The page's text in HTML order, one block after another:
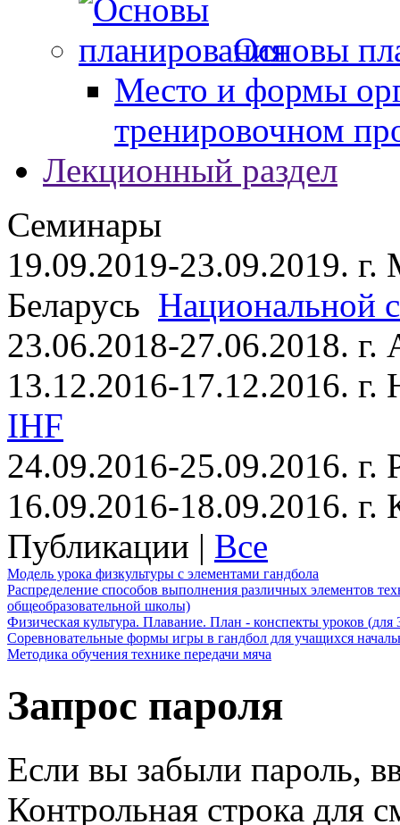
Основы
Место и формы
тренировочном
Лекционный раздел
Семинары
19.09.2019-23.09.2019. г.
Беларусь Национальной
23.06.2018-27.06.2018.
13.12.2016-17.12.2016.
IHF
24.09.2016-25.09.2016. г.
16.09.2016-18.09.2016.
Публикации | Все
Модель урока физкультуры с элементами гандбола
Распределение способов выполнения различных элементов
общеобразовательной школы)
Физическая культура. Плавание. План - конспекты уроков (для
Соревновательные формы игры в гандбол для учащихся
Методика обучения технике передачи мяча
Запрос пароля
Если вы забыли пароль,
Контрольная строка для